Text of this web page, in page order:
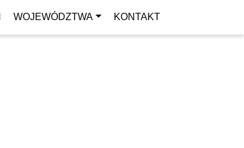
WOJEWÓDZTWA KONTAKT